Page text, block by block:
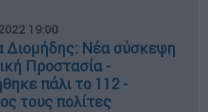
19:00
Διομήδης: Νέα σύσκεψη
Προστασία -
πάλι το 112 -
τους πολίτες